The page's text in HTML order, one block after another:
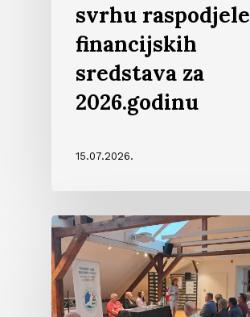
svrhu raspodjele
financijskih
sredstava za
2026.godinu
15.07.2026.